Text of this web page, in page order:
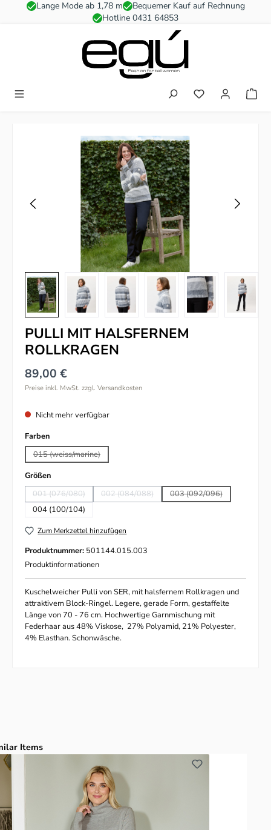
Zum Hauptinhalt springen
Lange Mode ab 1,78 m
Bequemer Kauf auf Rechnung
Hotline 0431 64853
Du hast 0
Bildergalerie überspringen
PULLI MIT HALSFERNEM
ROLLKRAGEN
89,00 €
Preise inkl. MwSt. zzgl. Versandkosten
Nicht mehr verfügbar
Farbenauswählen
015 (weiss/marine)(Diese Option ist zurzeit nicht verfügbar.)
Größenauswählen
001 (076/080)(Diese Option ist zurzeit nicht verfügbar.)
002 (084/088)(Diese Option ist zurzeit nicht verfügbar.)
003 (092/096)
(Diese Option ist
004 (100/104)
Zum Merkzettel hinzufügen
Produktnummer: 501144.015.003
Produktinformationen
Kuschelweicher Pulli von SER, mit halsfernem Rollkragen und
attraktivem Block-Ringel. Legere, gerade Form, gestaffelte
Länge von 70 - 76 cm. Hochwertige Garnmischung mit
Federhaar aus 48% Viskose, 27% Polyamid, 21% Polyester,
4% Elasthan. Schonwäsche.
überspringen
Items